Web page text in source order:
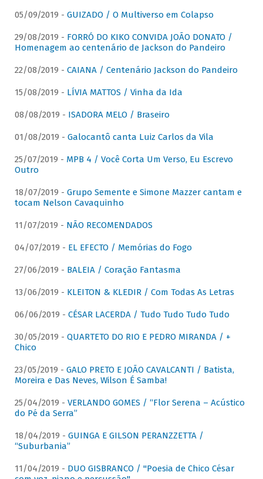
05/09/2019 - GUIZADO / O Multiverso em Colapso
29/08/2019 - FORRÓ DO KIKO CONVIDA JOÃO DONATO /
Homenagem ao centenário de Jackson do Pandeiro
22/08/2019 - CAIANA / Centenário Jackson do Pandeiro
15/08/2019 - LÍVIA MATTOS / Vinha da Ida
08/08/2019 - ISADORA MELO / Braseiro
01/08/2019 - Galocantô canta Luiz Carlos da Vila
25/07/2019 - MPB 4 / Você Corta Um Verso, Eu Escrevo
Outro
18/07/2019 - Grupo Semente e Simone Mazzer cantam e
tocam Nelson Cavaquinho
11/07/2019 - NÃO RECOMENDADOS
04/07/2019 - EL EFECTO / Memórias do Fogo
27/06/2019 - BALEIA / Coração Fantasma
13/06/2019 - KLEITON & KLEDIR / Com Todas As Letras
06/06/2019 - CÉSAR LACERDA / Tudo Tudo Tudo Tudo
30/05/2019 - QUARTETO DO RIO E PEDRO MIRANDA / +
Chico
23/05/2019 - GALO PRETO E JOÃO CAVALCANTI / Batista,
Moreira e Das Neves, Wilson É Samba!
25/04/2019 - VERLANDO GOMES / “Flor Serena – Acústico
do Pé da Serra”
18/04/2019 - GUINGA E GILSON PERANZZETTA /
“Suburbania”
11/04/2019 - DUO GISBRANCO / "Poesia de Chico César